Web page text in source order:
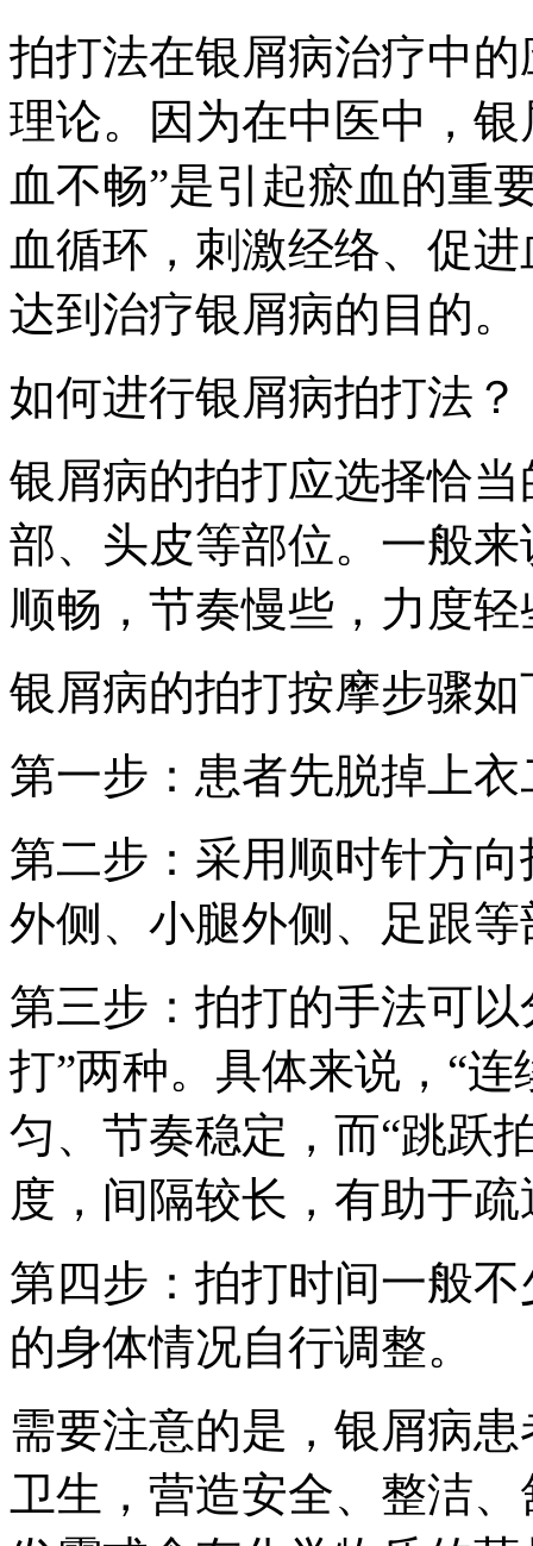
拍打法在银屑病治疗中
理论。因为在中医中，
血不畅”是引起瘀血的重
血循环，刺激经络、促
达到治疗银屑病的目的。
如何进行银屑病拍打法？
银屑病的拍打应选择恰
部、头皮等部位。一般
顺畅，节奏慢些，力度
银屑病的拍打按摩步骤如
第一步：患者先脱掉上
第二步：采用顺时针方
外侧、小腿外侧、足跟等
第三步：拍打的手法可
打”两种。具体来说，“
匀、节奏稳定，而“跳跃
度，间隔较长，有助于
第四步：拍打时间一般
的身体情况自行调整。
需要注意的是，银屑病
卫生，营造安全、整洁